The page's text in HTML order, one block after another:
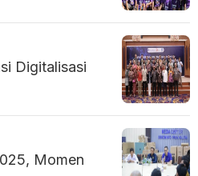
Digitalisasi
Momen